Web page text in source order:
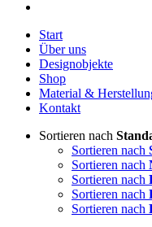
Start
Über uns
Designobjekte
Shop
Material &
Kontakt
Sortieren nach
Sortieren nach
Sortieren nach
Sortieren nach
Sortieren nach
Sortieren nach